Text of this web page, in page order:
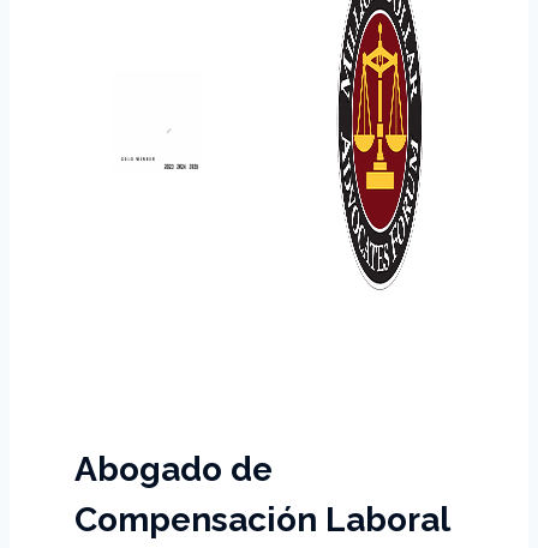
Abogado de
Compensación Laboral